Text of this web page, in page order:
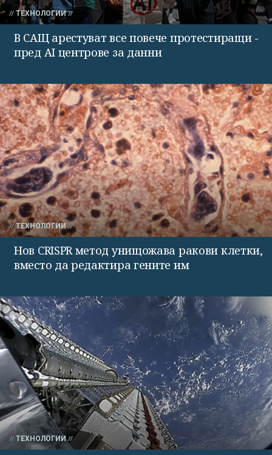
ТЕХНОЛОГИИ
В САЩ арестуват все повече протестиращи -
пред AI центрове за данни
ТЕХНОЛОГИИ
Нов CRISPR метод унищожава ракови клетки,
вместо да редактира гените им
ТЕХНОЛОГИИ